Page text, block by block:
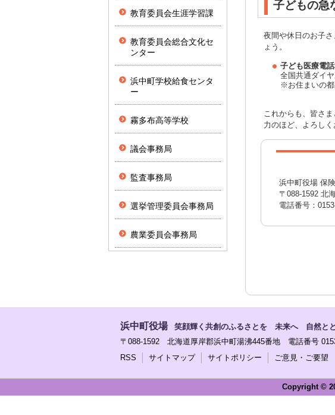
子どもの急
夜間や休日のお子
ょう。
子ども医療電
全国共通ダイ
※お住まいの都
これからも、皆さ
力のほど、よろしく
浜中町役場 保
〒088-1592 北
電話番号：
教育委員会生涯学習課
教育委員会総合文化セ
ンター
浜中町学校給食センタ
ー
霧多布高等学校
議会事務局
監査事務局
選挙管理委員会事務局
農業委員会事務局
浜中町役場
笑顔輝く共創のふるさとを 未来へ 自然と
〒088-1592 北海道厚岸郡浜中町湯沸445番地 電話番号
RSS
サイトマップ サイトポリシー ご意見・ご要望
Copyright ©